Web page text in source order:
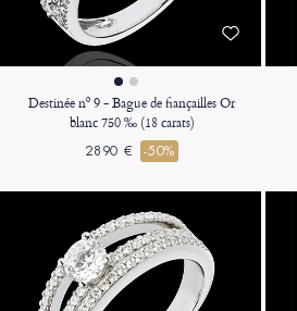
Destinée nº 9 - Bague de fiançailles Or
blanc 750 ‰ (18 carats)
2890 € -50%